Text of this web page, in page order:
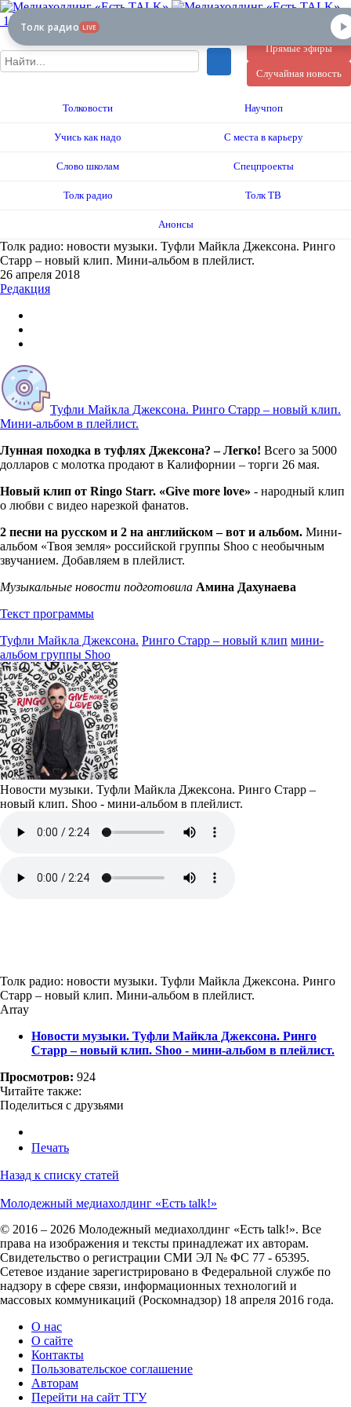
12+
Прямые эфиры
Случайная новость
Толковости Научпоп
Учись как надо С места в карьеру
Слово школам Спецпроекты
Толк радио Толк ТВ
Анонсы
Толк радио: новости музыки. Туфли Майкла Джексона. Ринго
Старр – новый клип. Мини-альбом в плейлист.
26 апреля 2018
Редакция
Туфли Майкла Джексона. Ринго Старр – новый клип.
Мини-альбом в плейлист.
Лунная походка в туфлях Джексона? – Легко! Всего за 5000
долларов с молотка продают в Калифорнии – торги 26 мая.
Новый клип от Ringo Starr. «Give more love» - народный клип
о любви с видео нарезкой фанатов.
2 песни на русском и 2 на английском – вот и альбом. Мини-
альбом «Твоя земля» российской группы Shoo с необычным
звучанием. Добавляем в плейлист.
Музыкальные новости подготовила Амина Дахунаева
Текст программы
Туфли Майкла Джексона. Ринго Старр – новый клип мини-
альбом группы Shoo
Новости музыки. Туфли Майкла Джексона. Ринго Старр –
новый клип. Shoo - мини-альбом в плейлист.
Толк радио: новости музыки. Туфли Майкла Джексона. Ринго
Старр – новый клип. Мини-альбом в плейлист.
Array
Новости музыки. Туфли Майкла Джексона. Ринго
Старр – новый клип. Shoo - мини-альбом в плейлист.
Просмотров: 924
Читайте также:
Поделиться с друзьями
Печать
Назад к списку статей
Молодежный медиахолдинг «Есть talk!»
© 2016 – 2026 Молодежный медиахолдинг «Есть talk!». Все
права на изображения и тексты принадлежат их авторам.
Свидетельство о регистрации СМИ ЭЛ № ФС 77 - 65395.
Сетевое издание зарегистрировано в Федеральной службе по
надзору в сфере связи, информационных технологий и
массовых коммуникаций (Роскомнадзор) 18 апреля 2016 года.
О нас
О сайте
Контакты
Пользовательское соглашение
Авторам
Перейти на сайт ТГУ
Толк радио LIVE